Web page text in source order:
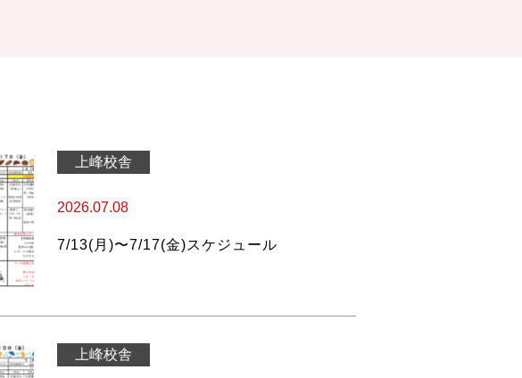
上峰校舎
2026.07.08
7/13(月)〜7/17(金)スケジュール
上峰校舎